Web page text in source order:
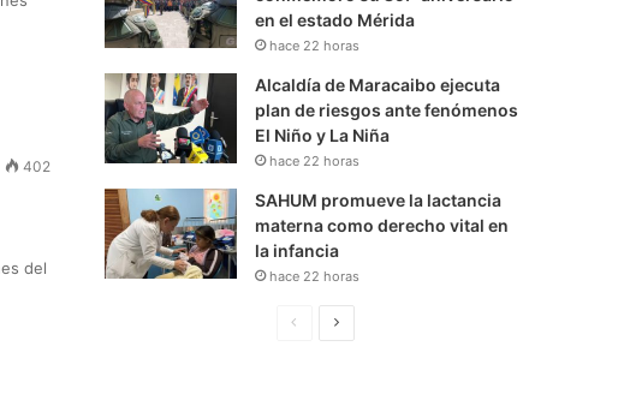
402
del
en el estado Mérida
hace 22 horas
Alcaldía de Maracaibo ejecuta
plan de riesgos ante fenómenos
El Niño y La Niña
hace 22 horas
SAHUM promueve la lactancia
materna como derecho vital en
la infancia
hace 22 horas
S